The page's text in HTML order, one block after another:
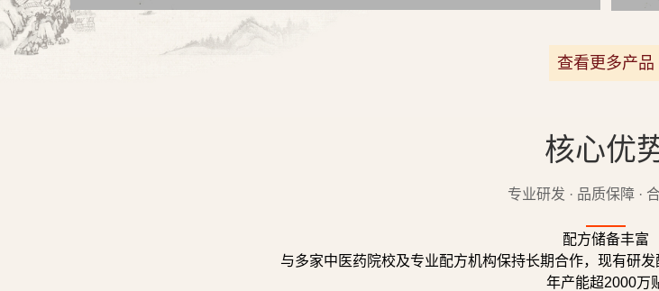
查看更多产品
核心优
专业研发 · 品质保障 ·
配方储备丰富
与多家中医药院校及专业配方机构保持长期合作，现有研
年产能超2000万